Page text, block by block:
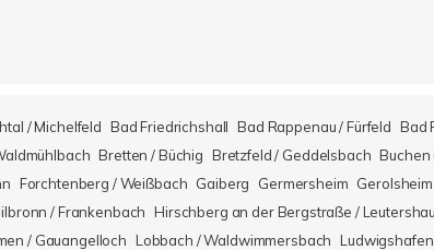
/ Michelfeld Bad Friedrichshall Bad Rappenau / Fürfeld Bad
Bretten / Büchig Bretzfeld / Geddelsbach Buchen
Forchtenberg / Weißbach Gaiberg Germersheim Gerolsheim
/ Frankenbach Hirschberg an der Bergstraße /
/ Gauangelloch Lobbach / Waldwimmersbach